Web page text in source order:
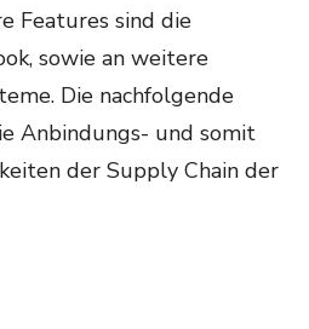
Features sind die
sowie an weitere
Die nachfolgende
Anbindungs- und somit
der Supply Chain der